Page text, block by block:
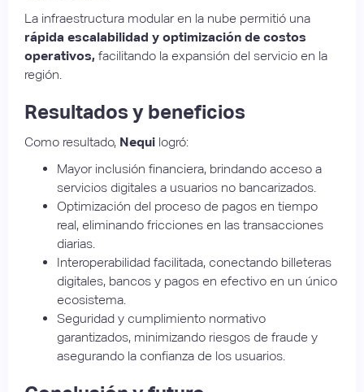
La infraestructura modular en la nube permitió una
rápida escalabilidad y optimización de costos
operativos, facilitando la expansión del servicio en la
región.
Resultados y beneficios
Como resultado, Nequi logró:
Mayor inclusión financiera, brindando acceso a
servicios digitales a usuarios no bancarizados.
Optimización del proceso de pagos en tiempo
real, eliminando fricciones en las transacciones
diarias.
Interoperabilidad facilitada, conectando billeteras
digitales, bancos y pagos en efectivo en un único
ecosistema.
Seguridad y cumplimiento normativo
garantizados, minimizando riesgos de fraude y
asegurando la confianza de los usuarios.